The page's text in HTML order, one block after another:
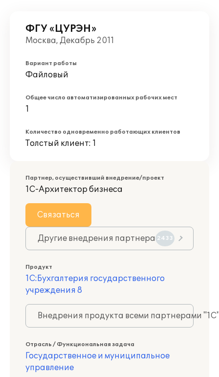
ФГУ «ЦУРЭН»
Москва, Декабрь 2011
Вариант работы
Файловый
Общее число автоматизированных рабочих мест
1
Количество одновременно работающих клиентов
Толстый клиент: 1
Партнер, осуществивший внедрение/проект
1С-Архитектор бизнеса
Связаться
Другие внедрения партнера 2433
Продукт
1С:Бухгалтерия государственного
учреждения 8
Внедрения продукта всеми партнерами
Отрасль / Функциональная задача
Государственное и муниципальное
управление